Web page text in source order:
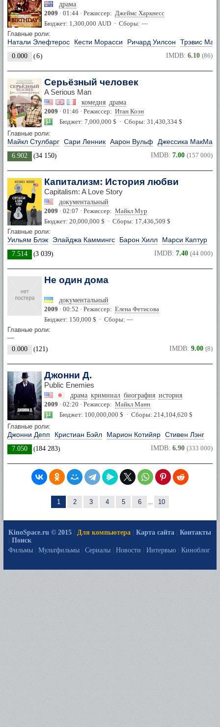
драма
2009 · 01:44 · Режиссер: Джеймс Харкнесс
Бюджет: 1,300,000 AUD · Сборы: —
Главные роли:
Натали Элефтерос Кести Морасси Ричард Уилсон Трэвис
0.000 (6) IMDB: 6.10 (86)
Серьёзный человек
A Serious Man
комедия драма
2009 · 01:46 · Режиссер: Итан Коэн
Бюджет: 7,000,000 $ · Сборы: 31,430,334 $
Главные роли:
Майкл Стулбарг Сари Ленник Аарон Вульф Джессика
6.902 (34 150) IMDB: 7.00 (157 000)
Капитализм: История любви
Capitalism: A Love Story
документальный
2009 · 02:07 · Режиссер: Майкл Мур
Бюджет: 20,000,000 $ · Сборы: 17,436,509 $
Главные роли:
Уильям Блэк Элайджа Каммингс Барон Хилл Марси Каптур
7.514 (3 039) IMDB: 7.40 (44 000)
Не один дома
документальный
2009 · 00:52 · Режиссер: Елена Фетисова
Бюджет: 150,000 $ · Сборы: —
Главные роли:
—
0.000
(121) IMDB: 9.00 (8)
Джонни Д.
Public Enemies
драма криминал биография история
2009 · 02:20 · Режиссер: Майкл Манн
Бюджет: 100,000,000 $ · Сборы: 214,104,620 $
Главные роли:
Джонни Депп Кристиан Бэйл Марион Котийяр Стивен Лэнг
7.050 (184 283) IMDB: 6.90 (333 000)
1 2 3 4 5 6 ... 10
KinoSpace.ru © 2015 Для компьютера Карта сайта
Контакты
Поиск
Фильмы
Мультфильмы Сериалы Новости Интервью Киноблог